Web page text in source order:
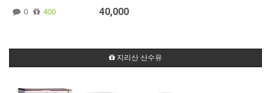
0 400 40,000
지리산 산수유